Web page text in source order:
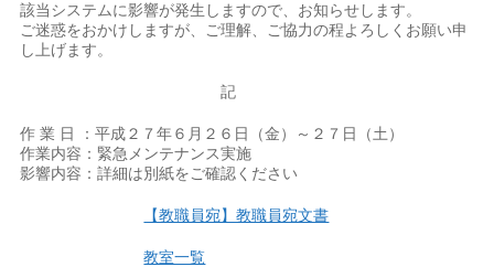
該当システムに影響が発生しますので、お知らせします。
ご迷惑をおかけしますが、ご理解、ご協力の程よろしくお願い申
し上げます。
記
作 業 日 ：平成２７年６月２６日（金）～２７日（土）
作業内容：緊急メンテナンス実施
影響内容：詳細は別紙をご確認ください
【教職員宛】教職員宛文書
教室一覧